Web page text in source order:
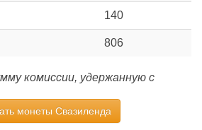
140
806
комиссии, удержанную с
монеты Свазиленда